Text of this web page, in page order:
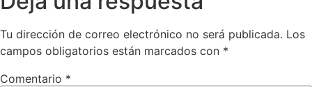
Tu dirección de correo electrónico no será publicada. Los
campos obligatorios están marcados con *
Comentario *